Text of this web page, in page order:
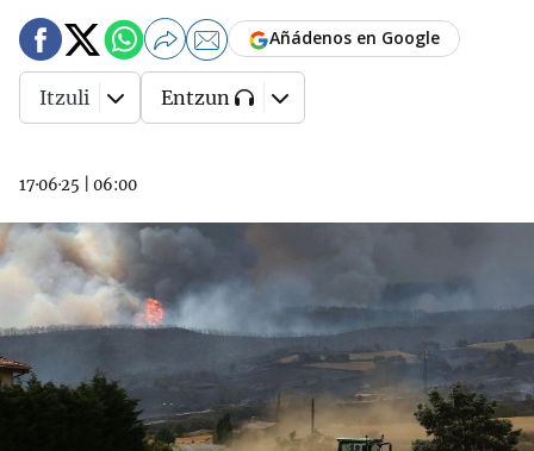
17·06·25 06:00
Añádenos en Google
Itzuli Entzun